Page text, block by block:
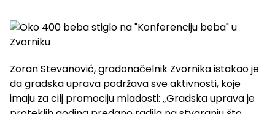
Zoran Stevanović, gradonačelnik Zvornika istakao je
da gradska uprava podržava sve aktivnosti, koje
imaju za cilj promociju mladosti: „Gradska uprava je